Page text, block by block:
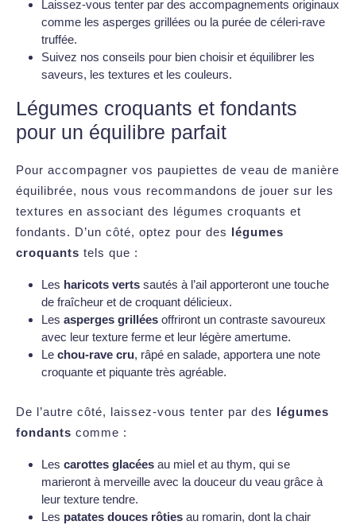
Laissez-vous tenter par des accompagnements originaux
comme les asperges grillées ou la purée de céleri-rave
truffée.
Suivez nos conseils pour bien choisir et équilibrer les
saveurs, les textures et les couleurs.
Légumes croquants et fondants
pour un équilibre parfait
Pour accompagner vos paupiettes de veau de manière
équilibrée, nous vous recommandons de jouer sur les
textures en associant des légumes croquants et
fondants. D’un côté, optez pour des légumes
croquants tels que :
Les haricots verts sautés à l’ail apporteront une touche
de fraîcheur et de croquant délicieux.
Les asperges grillées offriront un contraste savoureux
avec leur texture ferme et leur légère amertume.
Le chou-rave cru, râpé en salade, apportera une note
croquante et piquante très agréable.
De l’autre côté, laissez-vous tenter par des légumes
fondants comme :
Les carottes glacées au miel et au thym, qui se
marieront à merveille avec la douceur du veau grâce à
leur texture tendre.
Les patates douces rôties au romarin, dont la chair